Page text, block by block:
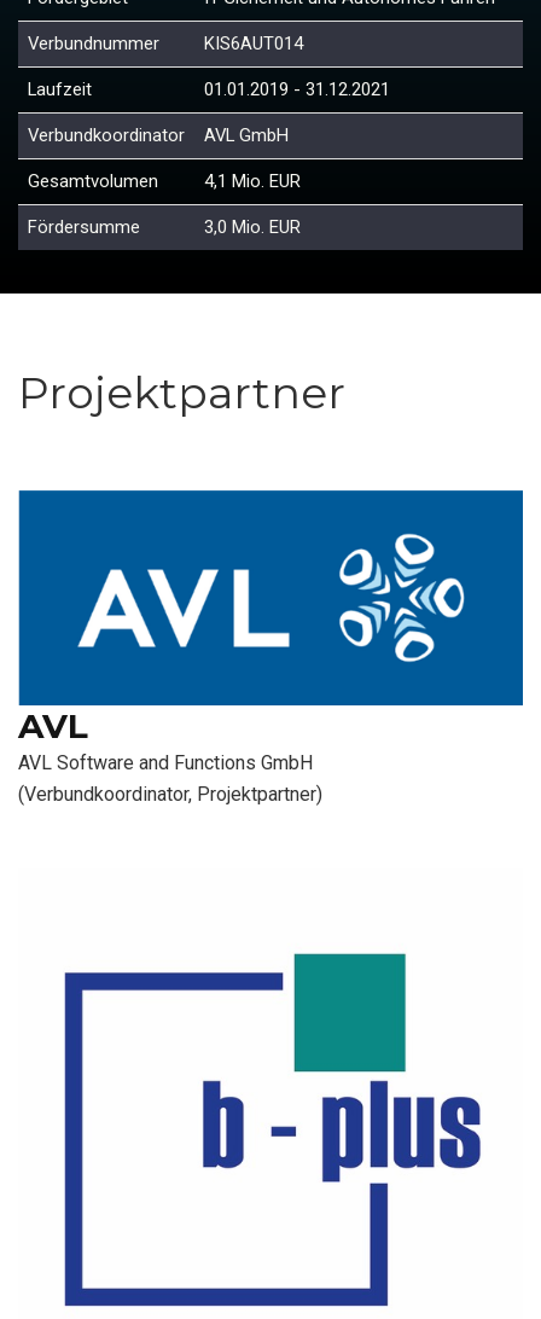
Verbundnummer KIS6AUT014
Laufzeit 01.01.2019 - 31.12.2021
Verbundkoordinator AVL GmbH
Gesamtvolumen 4,1 Mio. EUR
Fördersumme 3,0 Mio. EUR
Projektpartner
AVL
AVL Software and Functions GmbH
(Verbundkoordinator, Projektpartner)